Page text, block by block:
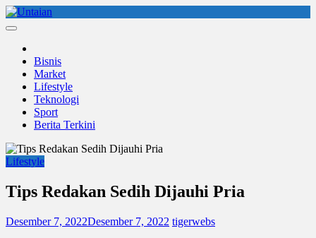
Skip
to
Bisnis
Market
Lifestyle
Teknologi
Sport
Berita Terkini
Lifestyle
Tips Redakan Sedih Dijauhi Pria
Desember 7, 2022Desember 7, 2022 tigerwebs